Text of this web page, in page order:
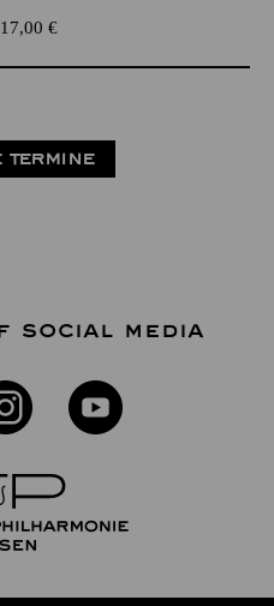
17,00 €
TERMINE
SOCIAL MEDIA